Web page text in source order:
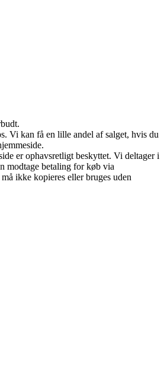
Vi kan få en lille andel af salget, hvis du
er ophavsretligt beskyttet. Vi deltager i
modtage betaling for køb via
ikke kopieres eller bruges uden